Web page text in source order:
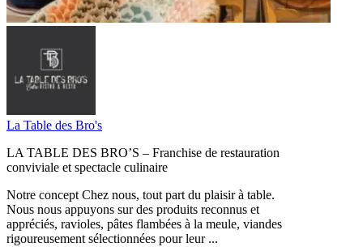
La Table des Bro's
LA TABLE DES BRO’S – Franchise de restauration
conviviale et spectacle culinaire
Notre concept Chez nous, tout part du plaisir à table.
Nous nous appuyons sur des produits reconnus et
appréciés, ravioles, pâtes flambées à la meule, viandes
rigoureusement sélectionnées pour leur ...